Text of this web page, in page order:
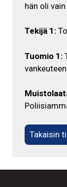
hän oli
Tekijä 1:
Tuomio 1:
vankeuteen.
Takaisin